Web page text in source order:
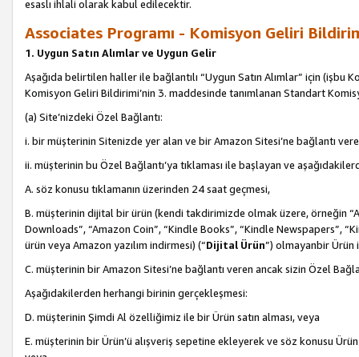
esaslı ihlali olarak kabul edilecektir.
Associates Programı - Komisyon Geliri
1. Uygun Satın Alımlar ve Uygun Gelir
Aşağıda belirtilen haller ile bağlantılı “Uygun Satın Alımlar” için
Komisyon Geliri Bildirimi’nin 3. maddesinde tanımlanan Standart
(a) Site’nizdeki Özel Bağlantı:
i. bir müşterinin Sitenizde yer alan ve bir Amazon Sitesi’ne bağlantı
ii. müşterinin bu Özel Bağlantı’ya tıklaması ile başlayan ve
A. söz konusu tıklamanın üzerinden 24 saat geçmesi,
B. müşterinin dijital bir ürün (kendi takdirimizde olmak üzere, örneğin
Downloads”, “Amazon Coin”, “Kindle Books”, “Kindle Newspapers”,
ürün veya Amazon yazılım indirmesi) (“Dijital Ürün”) olmayanbir Ürün
C. müşterinin bir Amazon Sitesi’ne bağlantı veren ancak sizin Özel
Aşağıdakilerden herhangi birinin gerçekleşmesi:
D. müşterinin Şimdi Al özelliğimiz ile bir Ürün satın alması, veya
E. müşterinin bir Ürün’ü alışveriş sepetine ekleyerek ve söz konusu